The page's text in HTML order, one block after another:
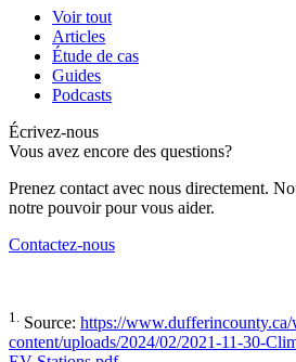
Voir tout
Articles
Étude de cas
Guides
Podcasts
Écrivez-nous
Vous avez encore des questions?
Prenez contact avec nous directement.
notre pouvoir pour vous aider.
Contactez-nous
1. Source: https://
content/uploads/2024/02/2021-11-30-